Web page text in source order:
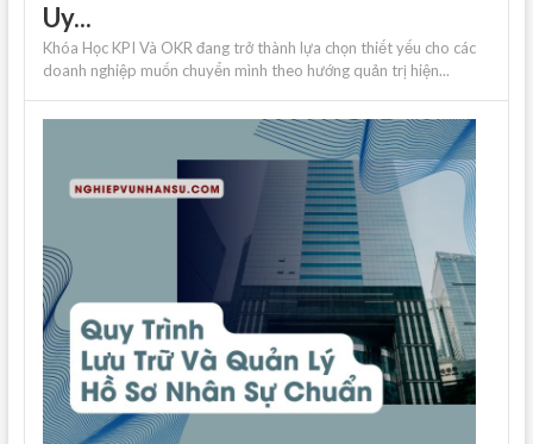
Uy...
Khóa Học KPI Và OKR đang trở thành lựa chọn thiết yếu cho các
doanh nghiệp muốn chuyển mình theo hướng quản trị hiện...